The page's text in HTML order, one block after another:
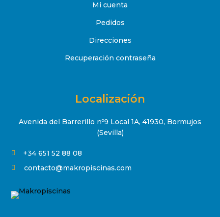
Mi cuenta
Pedidos
Direcciones
Recuperación contraseña
Localización
Avenida del Barrerillo nº9 Local 1A, 41930, Bormujos
(Sevilla)
 +34 651 52 88 08
 contacto@makropiscinas.com